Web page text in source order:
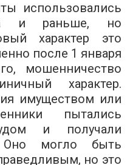
использовались
и раньше, но
характер это
после 1 января
мошенничество
характер.
имуществом или
пытались
и получали
Оно могло быть
но это